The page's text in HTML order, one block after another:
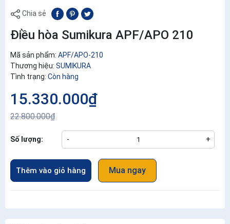
Chia sẻ
Điều hòa Sumikura APF/APO 210
Mã sản phẩm: APF/APO-210
Thương hiệu: SUMIKURA
Tình trạng: Còn hàng
15.330.000₫
22.800.000₫
Số lượng: - +
Thêm vào giỏ hàng Mua ngay